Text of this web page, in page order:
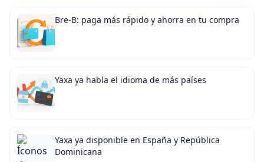
Bre-B: paga más rápido y ahorra en tu compra
Yaxa ya habla el idioma de más países
Yaxa ya disponible en España y República
Dominicana